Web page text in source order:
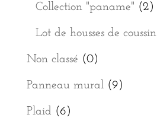
Collection "paname" (2)
Lot de housses de coussin
Non classé (0)
Panneau mural (9)
Plaid (6)